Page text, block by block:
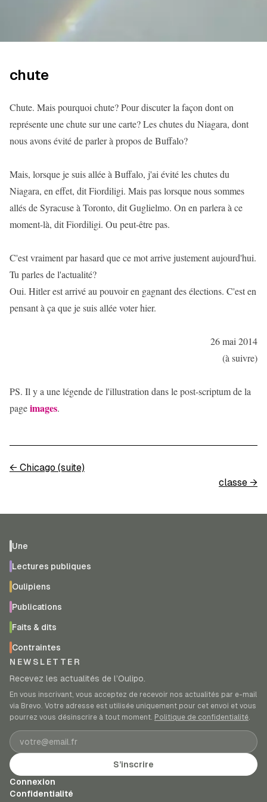
chute
Chute. Mais pourquoi chute? Pour discuter la façon dont on
représente une chute sur une carte? Les chutes du Niagara, dont
nous avons évité de parler à propos de Buffalo?
Mais, lorsque je suis allée à Buffalo, j'ai évité les chutes du
Niagara, en effet, dit Fiordiligi. Mais pas lorsque nous sommes
allés de Syracuse à Toronto, dit Guglielmo. On en parlera à ce
moment-là, dit Fiordiligi. Ou peut-être pas.
C'est vraiment par hasard que ce mot arrive justement aujourd'hui.
Tu parles de l'actualité?
Oui. Hitler est arrivé au pouvoir en gagnant des élections. C'est en
pensant à ça que je suis allée voter hier.
26 mai 2014
(à suivre)
PS. Il y a une légende de l'illustration dans le post-scriptum de la
pageimages.
← Chicago (suite)
classe →
Une
Lectures publiques
Oulipiens
Publications
Faits & dits
Contraintes
NEWSLETTER
Recevez les actualités de l’Oulipo.
En vous inscrivant, vous acceptez de recevoir nos actualités par e-mail
via Brevo. Votre adresse est utilisée uniquement pour cet envoi et vous
pourrez vous désinscrire à tout moment. Politique de confidentialité.
Adresse e-mail
S’inscrire
Connexion
Confidentialité